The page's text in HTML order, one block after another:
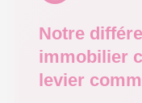
Notre
immobilier
levier